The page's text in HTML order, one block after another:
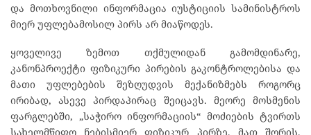
და მოთხოვნილი ინფორმაცია იუსტიციის სამინისტროს
მიერ უფლებამოსილ პირს არ მიაწოდეს.
ყოველივე ზემოთ თქმულიდან გამომდინარე,
კანონპროექტი ფიზიკური პირების გაკონტროლებისა და
მათი უფლებების შეზღუდვის მექანიზმებს როგორც
ირიბად, ასევე პირდაპირაც შეიცავს. მეორე მოსმენის
ფარგლებში, „საჭირო ინფორმაციის“ მოძიების ტვირთს
სახელმწიფო ნებისმიერ ფიზიკურ პირზე, მათ შორის,